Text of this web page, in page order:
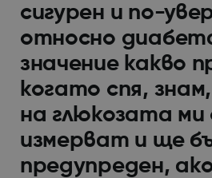
сигурен и по-
относно
значение какво
когато спя,
на глюкозата ми
измерват и ще
предупреден,